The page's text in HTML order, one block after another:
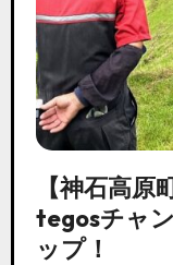
【神石高
tegosチャ
ップ！